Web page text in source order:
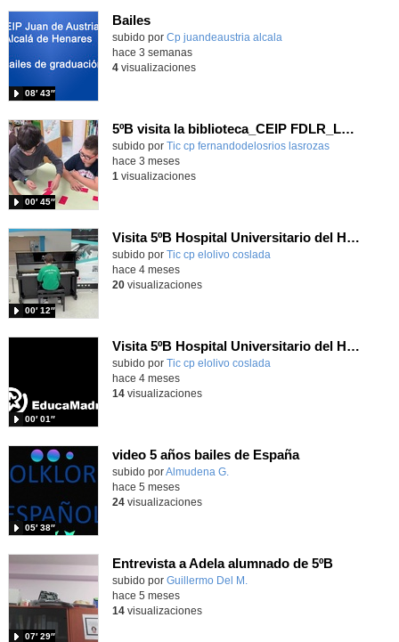
Bailes
Contenido educativo.
subido por Cp juandeaustria alcala
08′ 43″
hace 3 semanas
4visualizaciones
5ºB visita la biblioteca_CEIP FDLR_Las Rozas
Contenido educativo.
subido por Tic cp fernandodelosrios lasrozas
00′ 45″
-
hace 3 meses
1 visualizaciones
Visita 5ºB Hospital Universitario del Henares 2
subido por Tic cp elolivo coslada
00′ 12″
hace 4 meses
20visualizaciones
Visita 5ºB Hospital Universitario del Henares 1
subido por Tic cp elolivo coslada
00′ 01″
hace 4 meses
14visualizaciones
video 5 años bailes de España
Contenido educativo.
subido porAlmudena G.
05′ 38″
hace 5 meses
24visualizaciones
Entrevista a Adela alumnado de 5ºB
Contenido educativo.
subido por Guillermo Del M.
07′ 29″
hace 5 meses
14visualizaciones